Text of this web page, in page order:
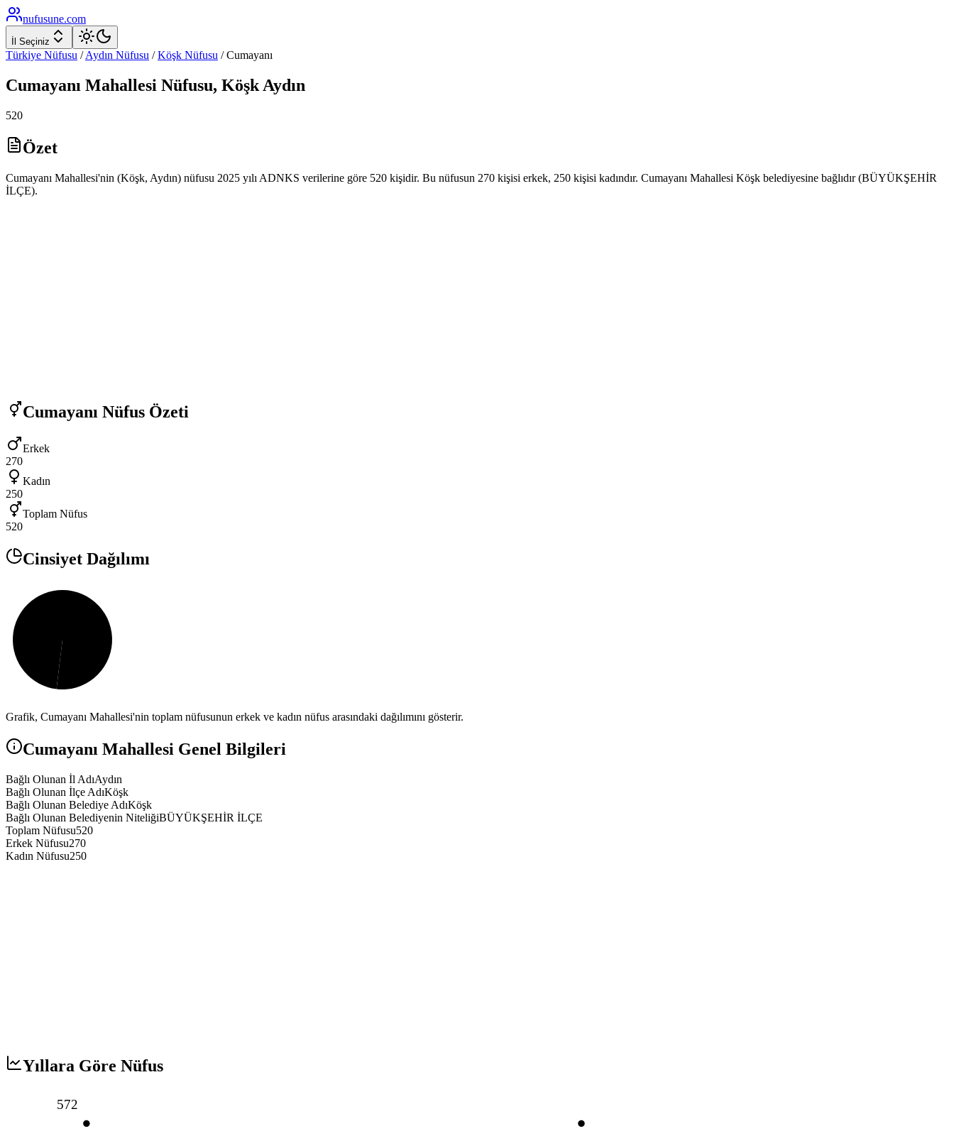
nufusune.com
İl Seçiniz
Türkiye Nüfusu / Aydın Nüfusu / Köşk Nüfusu /Cumayanı
Cumayanı Mahallesi Nüfusu, Köşk Aydın
520
Özet
Cumayanı Mahallesi'nin (Köşk, Aydın) nüfusu 2025 yılı ADNKS verilerine göre 520 kişidir. Bu nüfusun 270 kişisi erkek, 250 kişisi kadındır. Cumayanı Mahallesi Köşk belediyesine bağlıdır (BÜYÜKŞEHİR
İLÇE).
Cumayanı Nüfus Özeti
Erkek
270
Kadın
250
Toplam Nüfus
520
Cinsiyet Dağılımı
Grafik, Cumayanı Mahallesi'nin toplam nüfusunun erkek ve kadın nüfus arasındaki dağılımını gösterir.
Cumayanı Mahallesi Genel Bilgileri
Bağlı Olunan İl AdıAydın
Bağlı Olunan İlçe AdıKöşk
Bağlı Olunan Belediye AdıKöşk
Bağlı Olunan Belediyenin NiteliğiBÜYÜKŞEHİR İLÇE
Toplam Nüfusu520
Erkek Nüfusu270
Kadın Nüfusu250
Yıllara Göre Nüfus
572